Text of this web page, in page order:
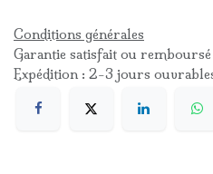
Conditions générales
Garantie satisfait ou
Expédition : 2-3 jours